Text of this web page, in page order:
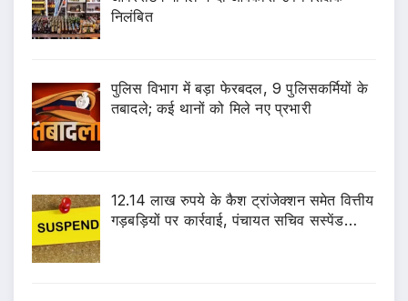
निलंबित
पुलिस विभाग में बड़ा फेरबदल, 9 पुलिसकर्मियों के
तबादले; कई थानों को मिले नए प्रभारी
12.14 लाख रुपये के कैश ट्रांजेक्शन समेत वित्तीय
गड़बड़ियों पर कार्रवाई, पंचायत सचिव सस्पेंड…